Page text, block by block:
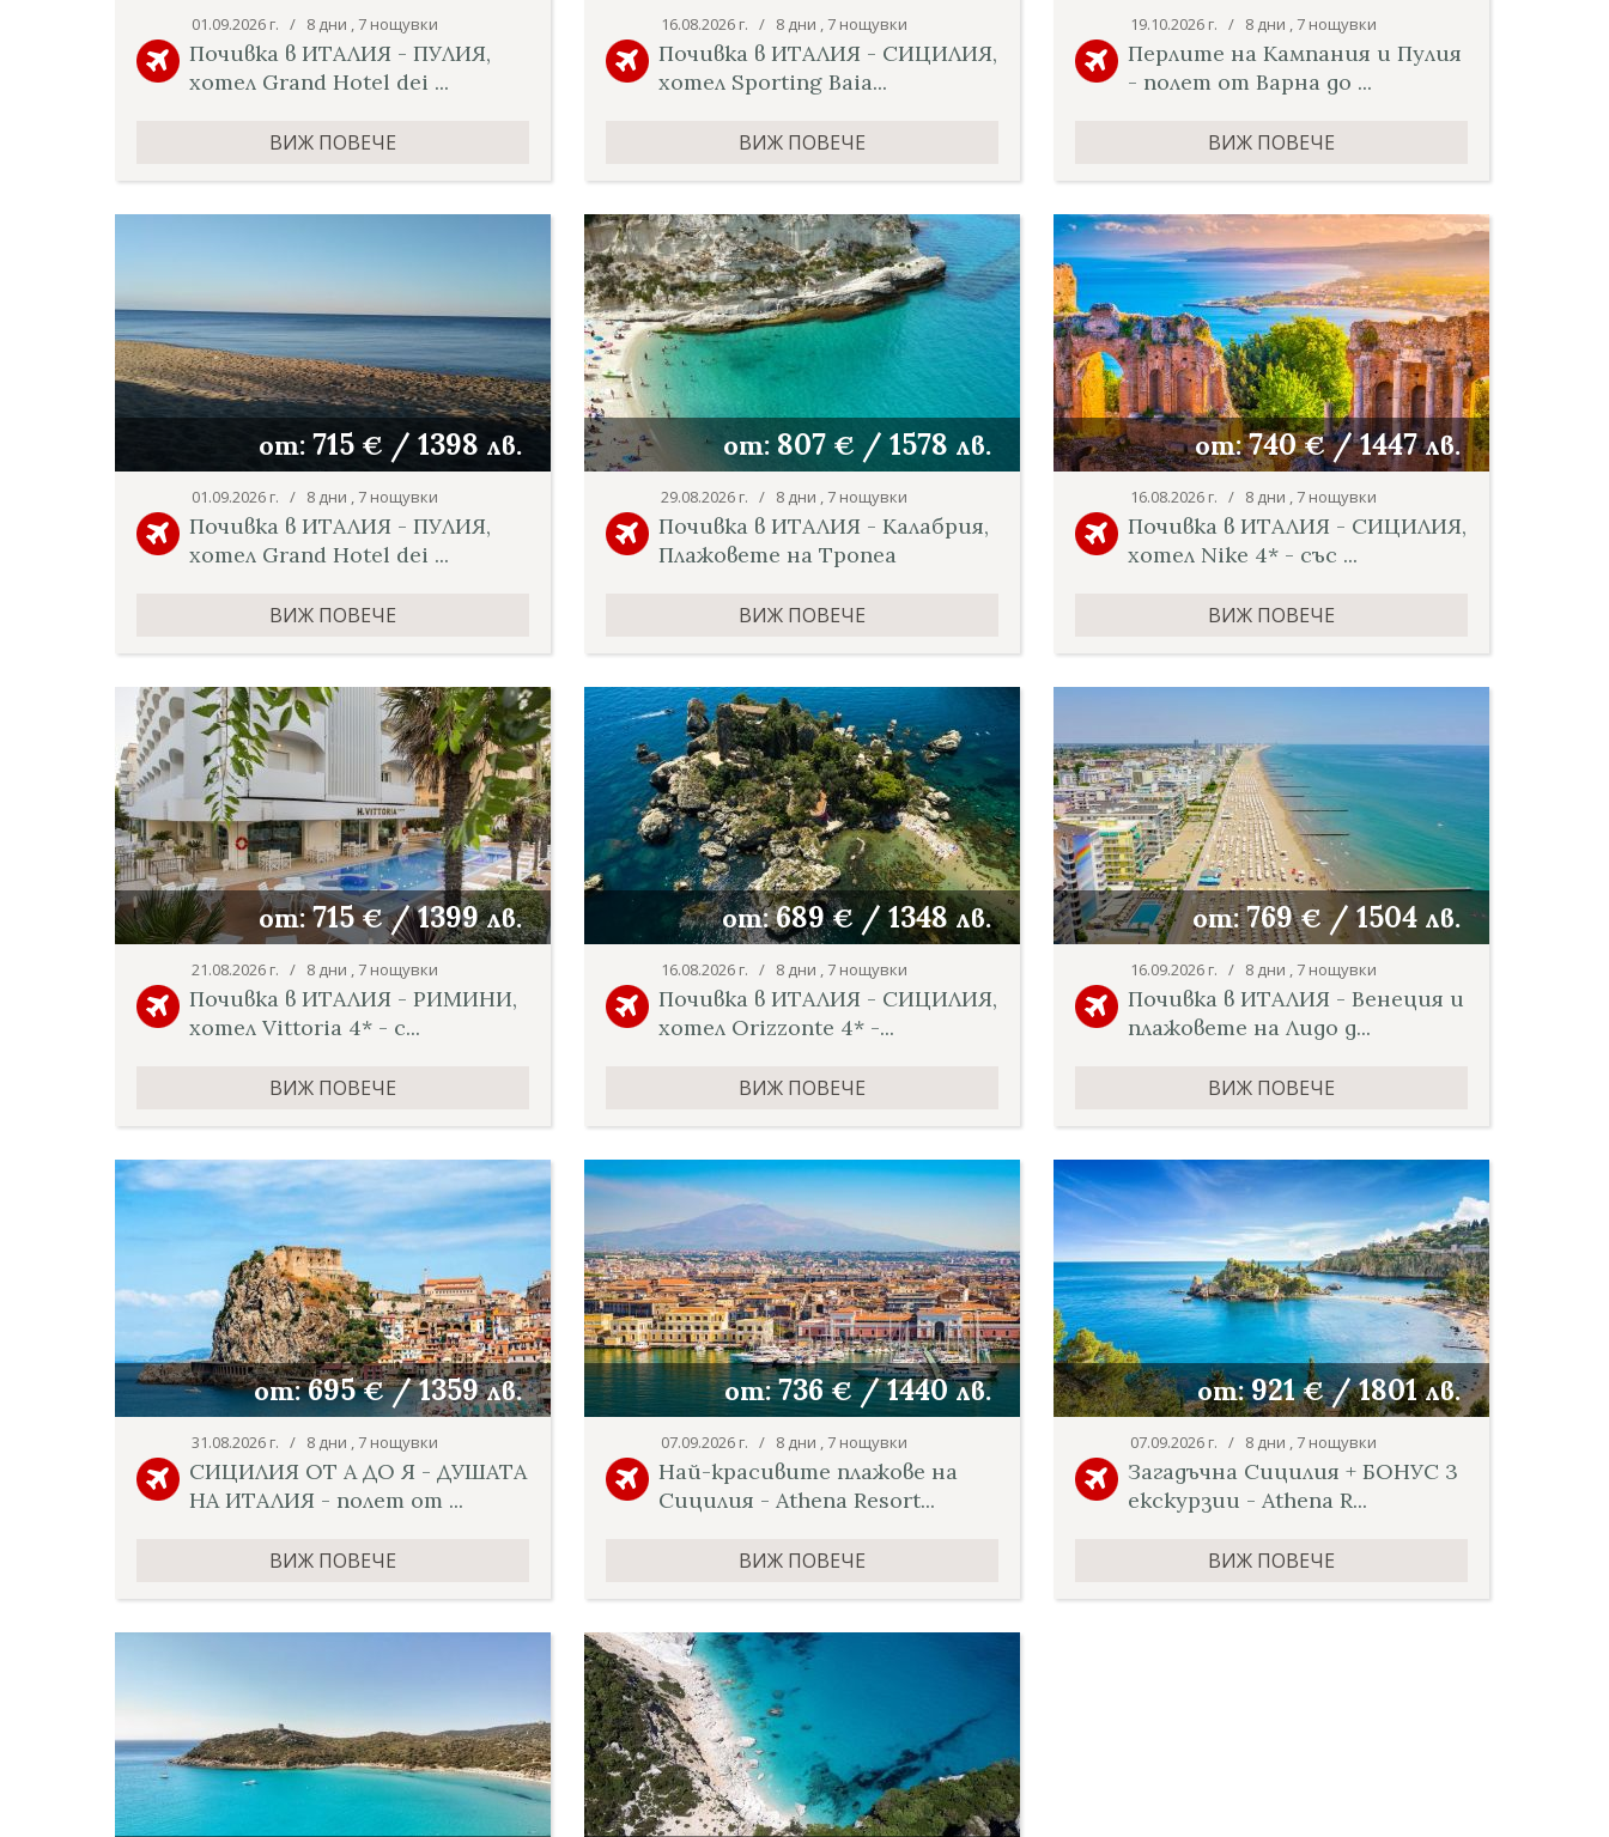
01.09.2026 г. / 8 дни , 7 нощувки
Почивка в ИТАЛИЯ - ПУЛИЯ,
хотел Grand Hotel dei ...
ВИЖ ПОВЕЧЕ
16.08.2026 г. / 8 дни , 7 нощувки
Почивка в ИТАЛИЯ - СИЦИЛИЯ,
хотел Sporting Baia...
ВИЖ ПОВЕЧЕ
19.10.2026 г. / 8 дни , 7 нощувки
Перлите на Кампания и Пулия
- полет от Варна до ...
ВИЖ ПОВЕЧЕ
от: 715 € / 1398 лв.
01.09.2026 г. / 8 дни , 7 нощувки
Почивка в ИТАЛИЯ - ПУЛИЯ,
хотел Grand Hotel dei ...
ВИЖ ПОВЕЧЕ
от: 807 € / 1578 лв.
29.08.2026 г. / 8 дни , 7 нощувки
Почивка в ИТАЛИЯ - Калабрия,
Плажовете на Тропеа
ВИЖ ПОВЕЧЕ
от:740€/1447лв.
16.08.2026 г. / 8 дни , 7 нощувки
Почивка в ИТАЛИЯ - СИЦИЛИЯ,
хотел Nike 4* - със ...
ВИЖ ПОВЕЧЕ
от:715€/1399лв.
21.08.2026 г. / 8 дни , 7 нощувки
Почивка в ИТАЛИЯ - РИМИНИ,
хотел Vittoria 4* - с...
ВИЖ ПОВЕЧЕ
от:689€/1348лв.
16.08.2026 г. / 8 дни , 7 нощувки
Почивка в ИТАЛИЯ - СИЦИЛИЯ,
хотел Orizzonte 4* -...
ВИЖ ПОВЕЧЕ
от:769€/ 1504 лв.
16.09.2026 г. / 8 дни , 7 нощувки
Почивка в ИТАЛИЯ - Венеция и
плажовете на Лидо д...
ВИЖ ПОВЕЧЕ
от:695€/1359лв.
31.08.2026 г. / 8 дни , 7 нощувки
СИЦИЛИЯ ОТ А ДО Я - ДУШАТА
НА ИТАЛИЯ - полет от ...
ВИЖ ПОВЕЧЕ
от:736€/1440лв.
07.09.2026 г. / 8 дни , 7 нощувки
Най-красивите плажове на
Сицилия - Athena Resort...
ВИЖ ПОВЕЧЕ
от:921€/1801лв.
07.09.2026 г. / 8 дни , 7 нощувки
Загадъчна Сицилия + БОНУС 3
екскурзии - Athena R...
ВИЖ ПОВЕЧЕ